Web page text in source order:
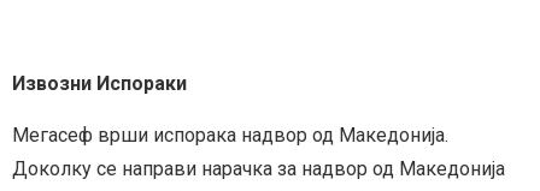
Извозни Испораки
Мегасеф врши испорака надвор од Македонија.
Доколку се направи нарачка за надвор од Македонија